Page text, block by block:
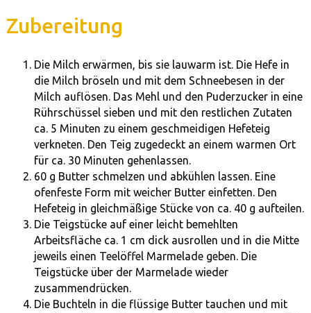
Zubereitung
Die Milch erwärmen, bis sie lauwarm ist. Die Hefe in
die Milch bröseln und mit dem Schneebesen in der
Milch auflösen. Das Mehl und den Puderzucker in eine
Rührschüssel sieben und mit den restlichen Zutaten
ca. 5 Minuten zu einem geschmeidigen Hefeteig
verkneten. Den Teig zugedeckt an einem warmen Ort
für ca. 30 Minuten gehenlassen.
60 g Butter schmelzen und abkühlen lassen. Eine
ofenfeste Form mit weicher Butter einfetten. Den
Hefeteig in gleichmäßige Stücke von ca. 40 g aufteilen.
Die Teigstücke auf einer leicht bemehlten
Arbeitsfläche ca. 1 cm dick ausrollen und in die Mitte
jeweils einen Teelöffel Marmelade geben. Die
Teigstücke über der Marmelade wieder
zusammendrücken.
Die Buchteln in die flüssige Butter tauchen und mit